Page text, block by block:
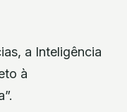
a Inteligência
à